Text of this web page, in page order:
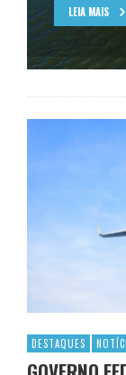
LEIA MAIS
DESTAQUES